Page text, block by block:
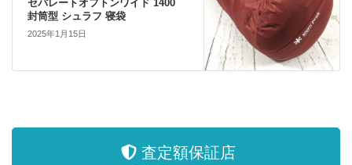
セパレートオフトンワイド 1400
封筒型 シュラフ 寝袋
2025年1月15日
査定額保証店